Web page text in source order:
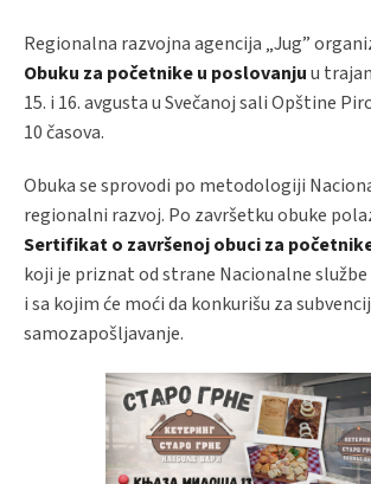
Regionalna razvojna agencija „Jug”
Obuku za početnike u poslovanjuu
15. i 16. avgusta u Svečanoj sali Opštine
10 časova.
Obuka se sprovodi po metodologiji
regionalni razvoj. Po završetku obuke
Sertifikat o završenoj obuci za
koji je priznat od strane Nacionalne
i sa kojim će moći da konkurišu za
samozapošljavanje.